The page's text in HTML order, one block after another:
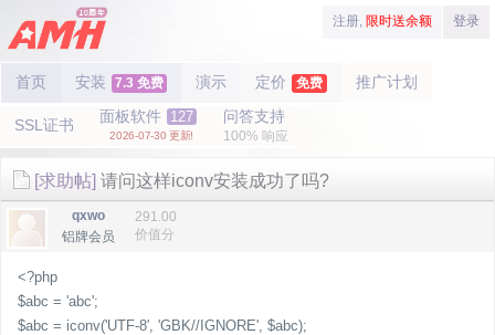
注册, 限时送余额 登录
首页 安装 7.3 免费 演示 定价 免费 推广计划
SSL证书 面板软件 127
2026-07-30 更新!
问答支持
100% 响应
[求助帖] 请问这样iconv安装成功了吗?
qxwo
铝牌会员
291.00
价值分
<?php
$abc = 'abc';
$abc = iconv('UTF-8', 'GBK//IGNORE', $abc);